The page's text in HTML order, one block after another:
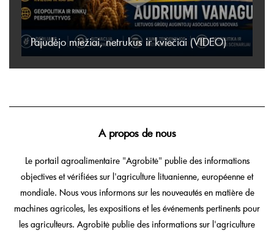
Pajudėjo miežiai, netrukus ir kviečiai (VIDEO)
A propos de nous
Le portail agroalimentaire "Agrobitė" publie des informations
objectives et vérifiées sur l'agriculture lituanienne, européenne et
mondiale. Nous vous informons sur les nouveautés en matière de
machines agricoles, les expositions et les événements pertinents pour
les agriculteurs. Agrobitė publie des informations sur l'agriculture